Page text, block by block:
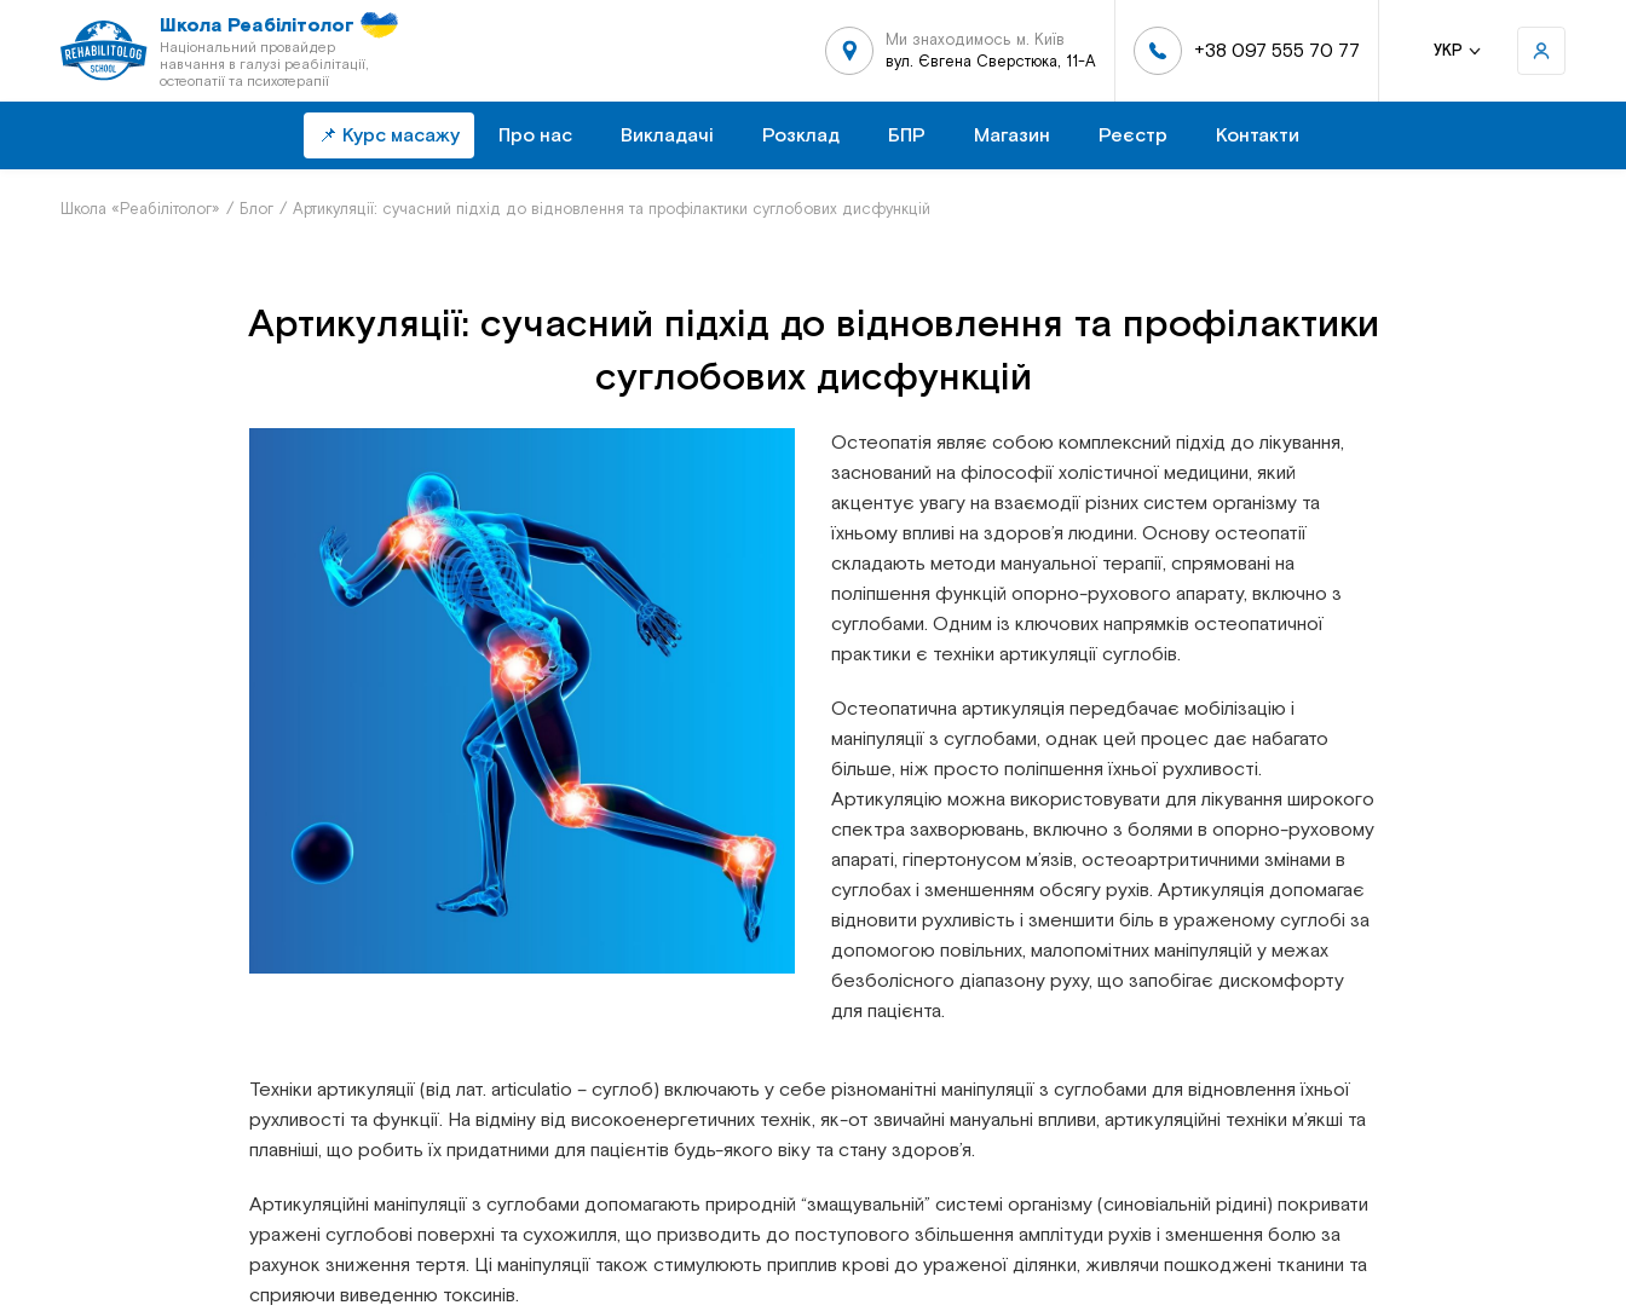
Школа Реабілітолог
Національний провайдер
навчання в галузі реабілітації,
остеопатії та психотерапії
Ми знаходимось м. Київ
вул. Євгена Сверстюка, 11-А
+38 097 555 70 77 УКР
📌 Курс масажу Про нас Викладачі Розклад БПР Магазин Реєстр Контакти
Школа «Реабілітолог» / Блог / Артикуляції: сучасний підхід до відновлення та профілактики суглобових дисфункцій
Артикуляції: сучасний підхід до відновлення та профілактики
суглобових дисфункцій
Остеопатія являє собою комплексний підхід до лікування,
заснований на філософії холістичної медицини, який
акцентує увагу на взаємодії різних систем організму та
їхньому впливі на здоров’я людини. Основу остеопатії
складають методи мануальної терапії, спрямовані на
поліпшення функцій опорно-рухового апарату, включно з
суглобами. Одним із ключових напрямків остеопатичної
практики є техніки артикуляції суглобів.
Остеопатична артикуляція передбачає мобілізацію і
маніпуляції з суглобами, однак цей процес дає набагато
більше, ніж просто поліпшення їхньої рухливості.
Артикуляцію можна використовувати для лікування широкого
спектра захворювань, включно з болями в опорно-руховому
апараті, гіпертонусом м’язів, остеоартритичними змінами в
суглобах і зменшенням обсягу рухів. Артикуляція допомагає
відновити рухливість і зменшити біль в ураженому суглобі за
допомогою повільних, малопомітних маніпуляцій у межах
безболісного діапазону руху, що запобігає дискомфорту
для пацієнта.
Техніки артикуляції (від лат. articulatio – суглоб) включають у себе різноманітні маніпуляції з суглобами для відновлення їхньої
рухливості та функції. На відміну від високоенергетичних технік, як-от звичайні мануальні впливи, артикуляційні техніки м’якші та
плавніші, що робить їх придатними для пацієнтів будь-якого віку та стану здоров’я.
Артикуляційні маніпуляції з суглобами допомагають природній “змащувальній” системі організму (синовіальній рідині) покривати
уражені суглобові поверхні та сухожилля, що призводить до поступового збільшення амплітуди рухів і зменшення болю за
рахунок зниження тертя. Ці маніпуляції також стимулюють приплив крові до ураженої ділянки, живлячи пошкоджені тканини та
сприяючи виведенню токсинів.